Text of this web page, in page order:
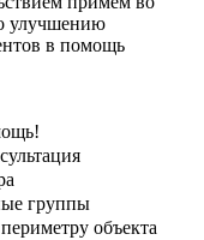
улучшению
в помощь
группы
объекта